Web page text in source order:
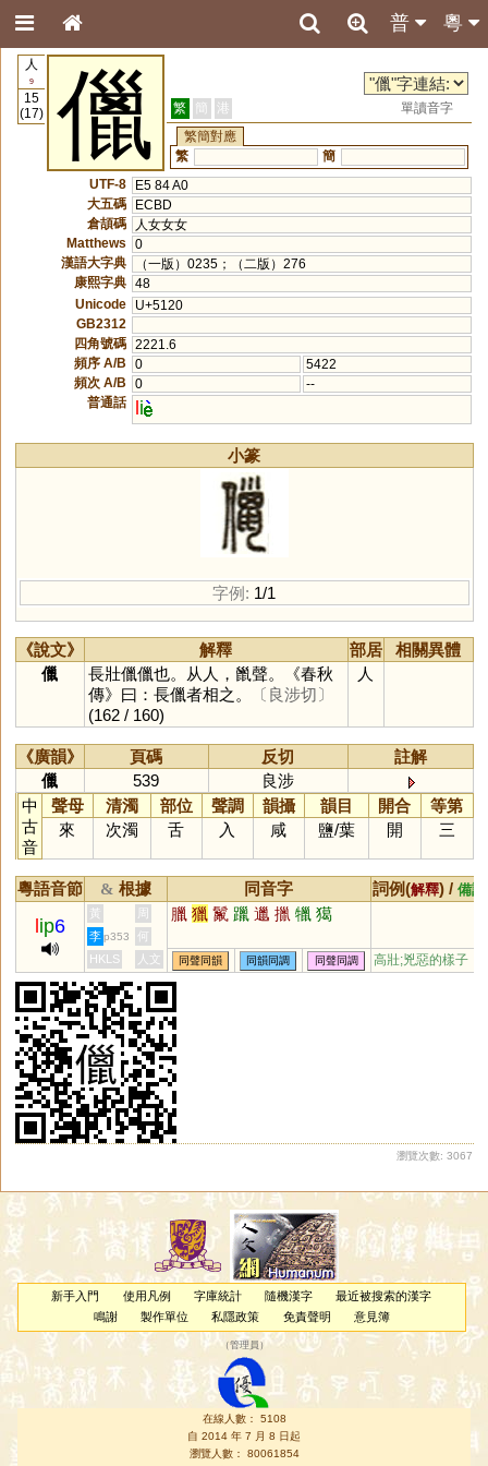
粵
普
人
9
15
(17)
儠 繁 簡 港
單讀音字
繁簡對應
繁
簡
UTF-8
E5 84 A0
大五碼
ECBD
倉頡碼
人女女女
Matthews
0
漢語大字典
（一版）0235；（二版）276
康熙字典 48
Unicode
U+5120
GB2312
四角號碼 2221.6
頻序 A/B
0
5422
頻次 A/B
0
--
普通話
li
小篆
字例: 1/1
《說文》 解釋 部居
相關異體
儠
長壯儠儠也。从人，巤聲。《春秋
傳》曰：長儠者相之。
〔良涉切〕
(162 / 160)
人
《廣韻》 頁碼 反切
註解
儠
539
良涉
中
古
音
聲母 清濁 部位 聲調 韻攝 韻目 開合
等第
來
次濁 舌 入 咸 鹽/葉 開 三
粵語音節 & 根據 同音字 詞例(解釋) / 備註
ip6
黃 周 臘 獵 鬣 躐 邋 擸 犣 獦
李 p353
何
HKLS
人文 同聲同韻 同韻同調 同聲同調 高壯;兇惡的樣子
瀏覽次數: 3067
新手入門 使用凡例 字庫統計 隨機漢字
最近被搜索的漢字
鳴謝
製作單位 私隱政策 免責聲明 意見簿
（管理員 ）
在線人數： 5108
自 2014 年 7 月 8 日起
瀏覽人數： 80061854